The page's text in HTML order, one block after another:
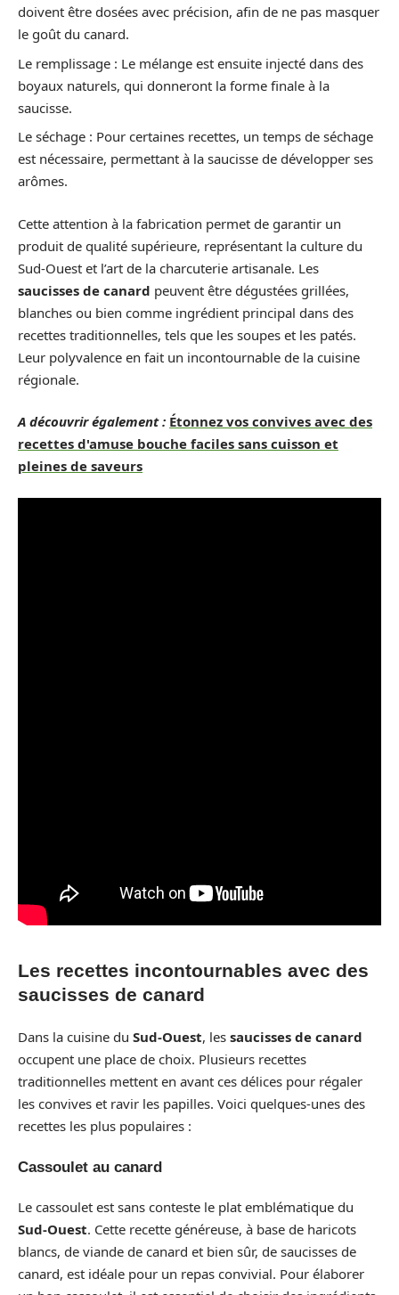
doivent être dosées avec précision, afin de ne pas masquer
le goût du canard.
Le remplissage : Le mélange est ensuite injecté dans des
boyaux naturels, qui donneront la forme finale à la
saucisse.
Le séchage : Pour certaines recettes, un temps de séchage
est nécessaire, permettant à la saucisse de développer ses
arômes.
Cette attention à la fabrication permet de garantir un
produit de qualité supérieure, représentant la culture du
Sud-Ouest et l’art de la charcuterie artisanale. Les
saucisses de canard peuvent être dégustées grillées,
blanches ou bien comme ingrédient principal dans des
recettes traditionnelles, tels que les soupes et les patés.
Leur polyvalence en fait un incontournable de la cuisine
régionale.
A découvrir également : Étonnez vos convives avec des
recettes d'amuse bouche faciles sans cuisson et
pleines de saveurs
Les recettes incontournables avec des
saucisses de canard
Dans la cuisine du Sud-Ouest, les saucisses de canard
occupent une place de choix. Plusieurs recettes
traditionnelles mettent en avant ces délices pour régaler
les convives et ravir les papilles. Voici quelques-unes des
recettes les plus populaires :
Cassoulet au canard
Le cassoulet est sans conteste le plat emblématique du
Sud-Ouest. Cette recette généreuse, à base de haricots
blancs, de viande de canard et bien sûr, de saucisses de
canard, est idéale pour un repas convivial. Pour élaborer